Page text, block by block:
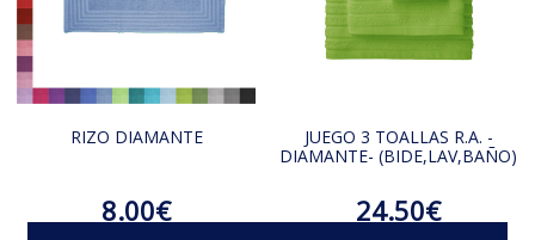
RIZO DIAMANTE
8.00€
JUEGO 3 TOALLAS R.A. -
DIAMANTE- (BIDE,LAV,BAÑO)
24.50€